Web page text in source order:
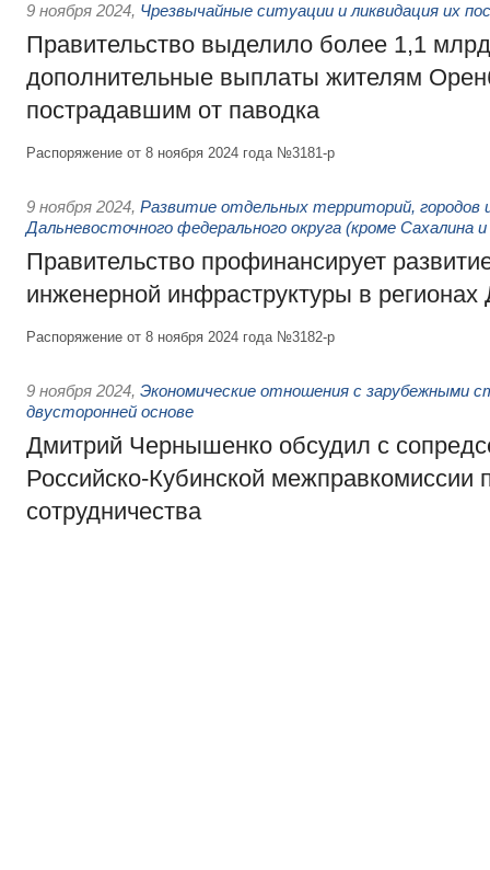
9 ноября 2024, Чрезвычайные ситуации и ликвидация их
Правительство выделило более 1,1
дополнительные выплаты жителям
пострадавшим от паводка
Распоряжение от 8 ноября 2024 года №3181-р
9 ноября 2024, Развитие отдельных территорий, городов
Дальневосточного федерального округа (кроме Сахалина
Правительство профинансирует
инженерной инфраструктуры в регионах
Распоряжение от 8 ноября 2024 года №3182-р
9 ноября 2024, Экономические отношения с зарубежными
двусторонней основе
Дмитрий Чернышенко обсудил с
Российско-Кубинской межправкомиссии
сотрудничества